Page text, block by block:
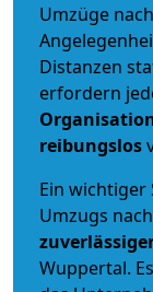
Umzüge
Distanzen
erfordern
reibungslos
Ein
Umzugs
Wuppertal.